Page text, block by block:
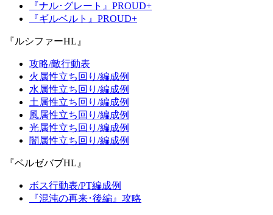
『ナル･グレート』PROUD+
『ギルベルト』PROUD+
『ルシファーHL』
攻略/敵行動表
火属性立ち回り/編成例
水属性立ち回り/編成例
土属性立ち回り/編成例
風属性立ち回り/編成例
光属性立ち回り/編成例
闇属性立ち回り/編成例
『ベルゼバブHL』
ボス行動表/PT編成例
『混沌の再来･後編』攻略